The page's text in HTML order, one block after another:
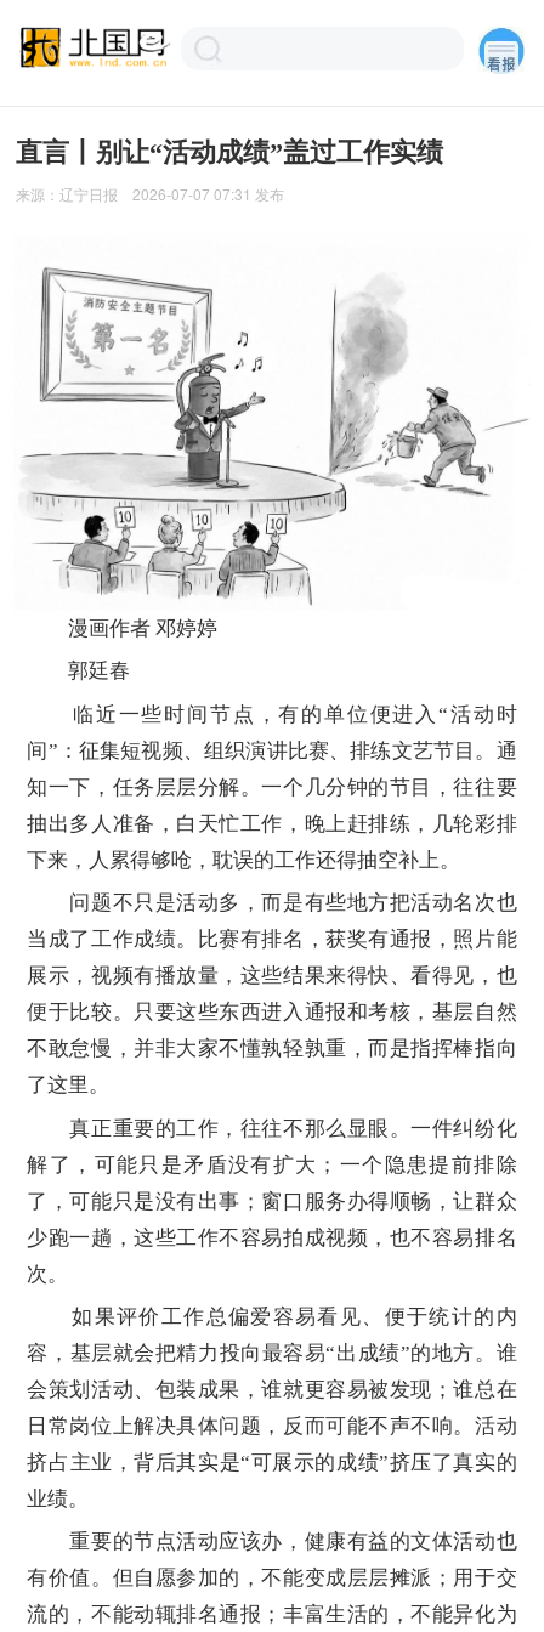
直言丨别让“活动成绩”盖过工作实绩
来源：辽宁日报 2026-07-07 07:31 发布
漫画作者 邓婷婷
郭廷春
临近一些时间节点，有的单位便进入“活动时
间”：征集短视频、组织演讲比赛、排练文艺节目。通
知一下，任务层层分解。一个几分钟的节目，往往要
抽出多人准备，白天忙工作，晚上赶排练，几轮彩排
下来，人累得够呛，耽误的工作还得抽空补上。
问题不只是活动多，而是有些地方把活动名次也
当成了工作成绩。比赛有排名，获奖有通报，照片能
展示，视频有播放量，这些结果来得快、看得见，也
便于比较。只要这些东西进入通报和考核，基层自然
不敢怠慢，并非大家不懂孰轻孰重，而是指挥棒指向
了这里。
真正重要的工作，往往不那么显眼。一件纠纷化
解了，可能只是矛盾没有扩大；一个隐患提前排除
了，可能只是没有出事；窗口服务办得顺畅，让群众
少跑一趟，这些工作不容易拍成视频，也不容易排名
次。
如果评价工作总偏爱容易看见、便于统计的内
容，基层就会把精力投向最容易“出成绩”的地方。谁
会策划活动、包装成果，谁就更容易被发现；谁总在
日常岗位上解决具体问题，反而可能不声不响。活动
挤占主业，背后其实是“可展示的成绩”挤压了真实的
业绩。
重要的节点活动应该办，健康有益的文体活动也
有价值。但自愿参加的，不能变成层层摊派；用于交
流的，不能动辄排名通报；丰富生活的，不能异化为